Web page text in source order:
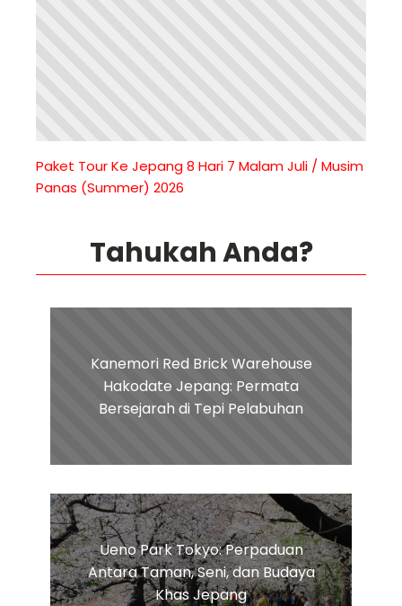
Paket Tour Ke Jepang 8 Hari 7 Malam Juli / Musim
Panas (Summer) 2026
Tahukah Anda?
Kanemori Red Brick Warehouse
Hakodate Jepang: Permata
Bersejarah di Tepi Pelabuhan
Ueno Park Tokyo: Perpaduan
Antara Taman, Seni, dan Budaya
Khas Jepang